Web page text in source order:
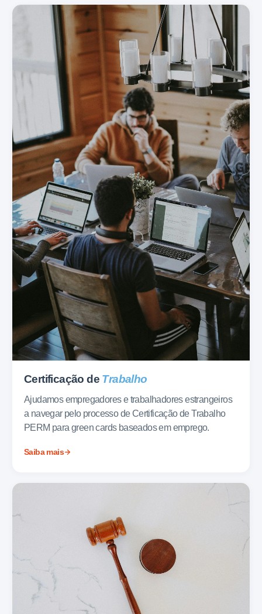
Certificação de Trabalho
Ajudamos empregadores e trabalhadores estrangeiros
a navegar pelo processo de Certificação de Trabalho
PERM para green cards baseados em emprego.
Saiba mais